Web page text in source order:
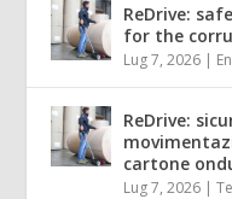
ReDrive:
for the
Lug 7, 2026 |
ReDrive:
cartone
Lug 7, 2026 |